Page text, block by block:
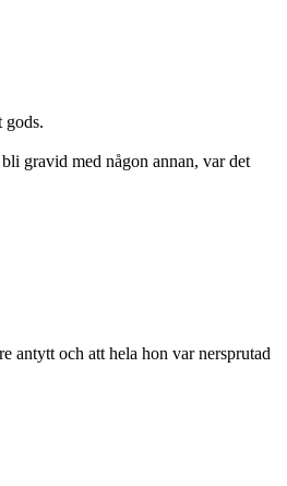
gods.
gravid med någon annan, var det
antytt och att hela hon var nersprutad